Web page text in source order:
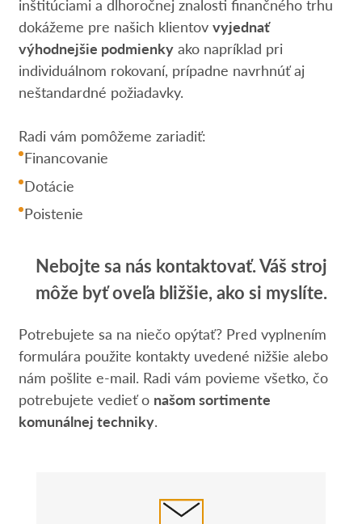
inštitúciami a dlhoročnej znalosti finančného trhu
dokážeme pre našich klientov vyjednať
výhodnejšie podmienkyako napríklad pri
individuálnom rokovaní, prípadne navrhnúť aj
neštandardné požiadavky.
Radi vám pomôžeme zariadiť:
Financovanie
Dotácie
Poistenie
Nebojte sa nás kontaktovať. Váš stroj
môže byť oveľa bližšie, ako si myslíte.
Potrebujete sa na niečo opýtať? Pred vyplnením
formulára použite kontakty uvedené nižšie alebo
nám pošlite e-mail. Radi vám povieme všetko, čo
potrebujete vedieť o našom sortimente
komunálnej techniky.